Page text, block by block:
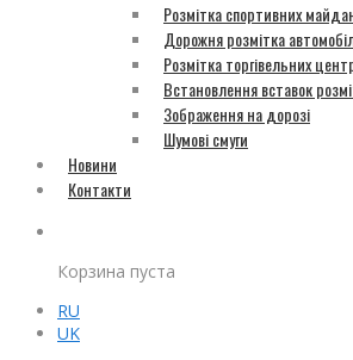
Розмітка спортивних
Дорожня розмітка
Розмітка торгівельних
Встановлення вставок
Зображення на дорозі
Шумові смуги
Новини
Контакти
Корзина пуста
RU
UK